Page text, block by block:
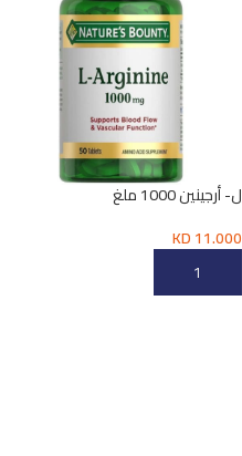
ل- أرجينين 1000 ملغ
KD11.000
إضافة إلى السلة